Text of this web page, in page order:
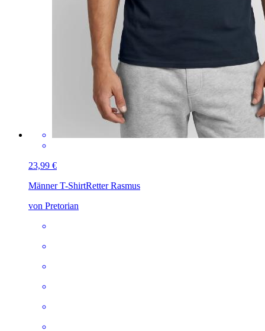
23,99 €
Männer T-ShirtRetter Rasmus
von Pretorian